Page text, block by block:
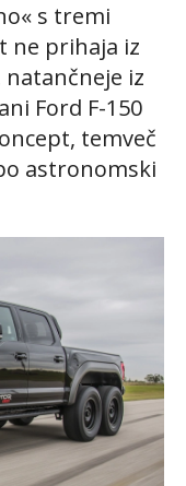
s tremi
ne prihaja iz
natančneje iz
Ford F-150
temveč
astronomski